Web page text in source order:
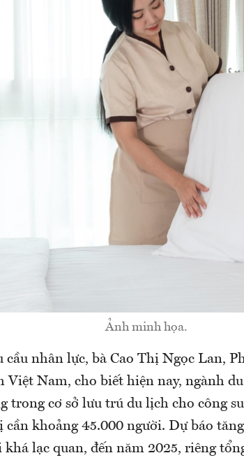
Ảnh minh họa.
cầu nhân lực, bà Cao Thị Ngọc Lan,
Việt Nam, cho biết hiện nay, ngành
trong cơ sở lưu trú du lịch cho công
cần khoảng 45.000 người. Dự báo
lạc quan, đến năm 2025, riêng